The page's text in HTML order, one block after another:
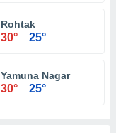
Rohtak
30° 25°
Yamuna Nagar
30° 25°